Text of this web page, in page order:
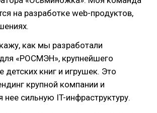
на разработке web-продуктов,
как мы разработали
для «РОСМЭН», крупнейшего
детских книг и игрушек. Это
крупной компании и
нее сильную IT-инфраструктуру.